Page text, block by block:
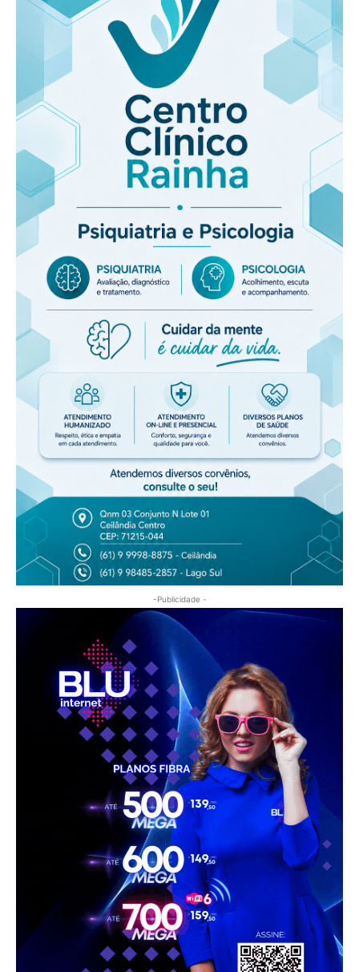
-Publicidade -